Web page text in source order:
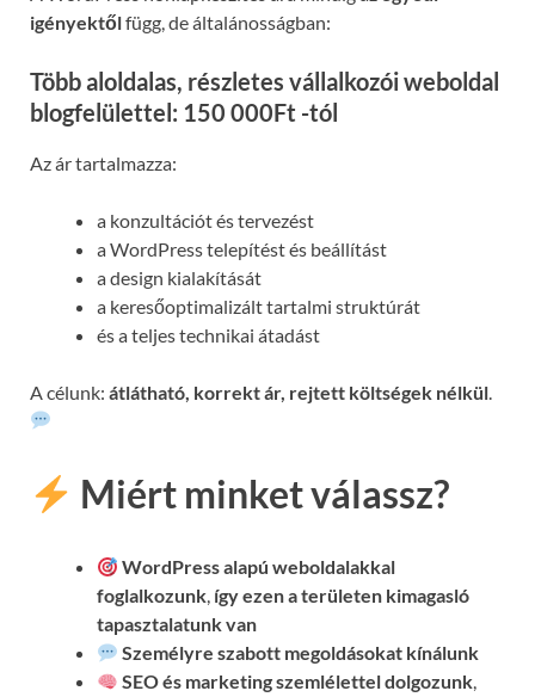
igényektőlfügg, de általánosságban:
Több aloldalas, részletes vállalkozói weboldal
blogfelülettel: 150 000Ft -tól
Az ár tartalmazza:
a konzultációt és tervezést
a WordPress telepítést és beállítást
a design kialakítását
a keresőoptimalizált tartalmi struktúrát
és a teljes technikai átadást
A célunk: átlátható, korrekt ár, rejtett költségek nélkül
Miért minket válassz?
WordPress alapú weboldalakkal
foglalkozunk, így ezen a területen kimagasló
tapasztalatunk van
Személyre szabott megoldásokat kínálunk
SEO és marketing szemlélettel dolgozunk,